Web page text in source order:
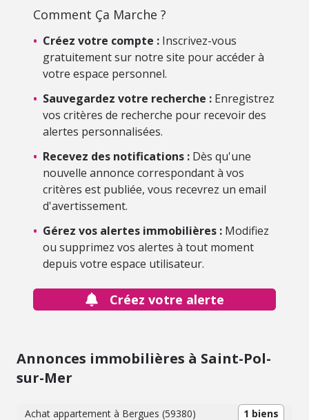
Comment Ça Marche ?
• Créez votre compte : Inscrivez-vous
gratuitement sur notre site pour accéder à
votre espace personnel.
• Sauvegardez votre recherche : Enregistrez
vos critères de recherche pour recevoir des
alertes personnalisées.
• Recevez des notifications : Dès qu'une
nouvelle annonce correspondant à vos
critères est publiée, vous recevrez un email
d'avertissement.
• Gérez vos alertes immobilières : Modifiez
ou supprimez vos alertes à tout moment
depuis votre espace utilisateur.
Créez votre alerte
Annonces immobilières à Saint-Pol-
sur-Mer
Achat appartement à Bergues (59380) 1 biens